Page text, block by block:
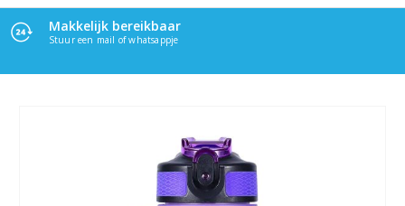
Makkelijk bereikbaar
Stuur een mail of whatsappje
Veilig afrekenen
100% Veilig betalen, via jouw methode